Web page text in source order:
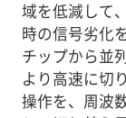
域を低減して
時の信号劣化
チップから並
より高速に切
操作を、周波